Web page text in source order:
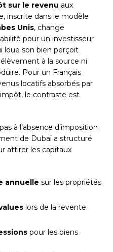
sur le revenu aux
inscrite dans le modèle
Unis, change
pour un investisseur
loue son bien perçoit
à la source ni
Pour un Français
locatifs absorbés par
le contraste est
à l’absence d’imposition
de Dubaï a structuré
attirer les capitaux
annuelle sur les propriétés
lors de la revente
pour les biens